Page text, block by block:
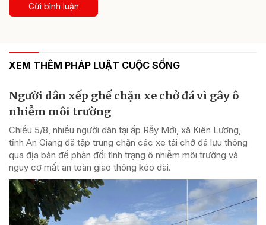
Gửi bình luận
XEM THÊM PHÁP LUẬT CUỘC SỐNG
Người dân xếp ghế chặn xe chở đá vì gây ô
nhiễm môi trường
Chiều 5/8, nhiều người dân tại ấp Rẫy Mới, xã Kiên Lương,
tỉnh An Giang đã tập trung chặn các xe tải chở đá lưu thông
qua địa bàn để phản đối tình trạng ô nhiễm môi trường và
nguy cơ mất an toàn giao thông kéo dài.